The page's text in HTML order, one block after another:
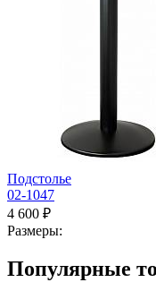
Подстолье
02-1047
4 600 ₽
Размеры:
Популярные